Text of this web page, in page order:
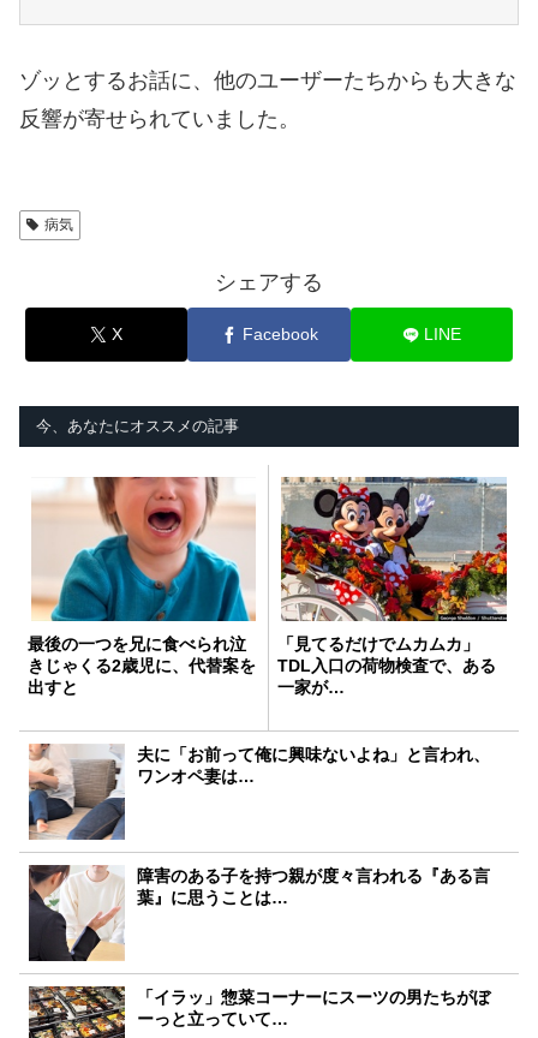
ゾッとするお話に、他のユーザーたちからも大きな
反響が寄せられていました。
病気
シェアする
X Facebook LINE
今、あなたにオススメの記事
最後の一つを兄に食べられ泣
きじゃくる2歳児に、代替案を
出すと
「見てるだけでムカムカ」
TDL入口の荷物検査で、ある
一家が…
夫に「お前って俺に興味ないよね」と言われ、
ワンオペ妻は…
障害のある子を持つ親が度々言われる『ある言
葉』に思うことは…
「イラッ」惣菜コーナーにスーツの男たちがぼ
ーっと立っていて…